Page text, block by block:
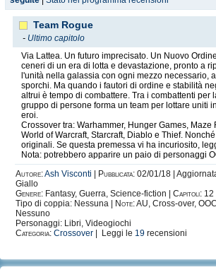
Team Rogue
- Ultimo capitolo
Via Lattea. Un futuro imprecisato. Un Nuovo
ceneri di un era di lotta e devastazione, pronto a
l'unità nella galassia con ogni mezzo necessario,
sporchi. Ma quando i fautori di ordine e stabilità
altrui è tempo di combattere. Tra i combattenti per
gruppo di persone forma un team per lottare uniti
eroi.
Crossover tra: Warhammer, Hunger Games, Maze
World of Warcraft, Starcraft, Diablo e Thief.
originali. Se questa premessa vi ha incuriosito,
Nota: potrebbero apparire un paio di personaggi
Autore:Ash Visconti Pubblicata: 02/01/18 |
Giallo
Genere: Fantasy, Guerra, Science-fiction | Capitoli: 12
Tipo di coppia: Nessuna |
Note:AU, Cross-over, OOC
Nessuno
Personaggi: Libri, Videogiochi
Categoria: Crossover | Leggi le 19 recensioni